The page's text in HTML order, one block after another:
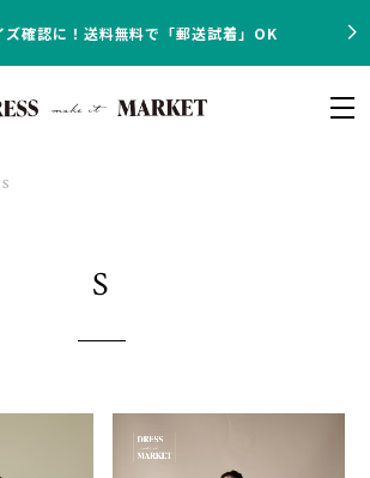
ズ確認に！送料無料で「郵送試着」OK
S
S